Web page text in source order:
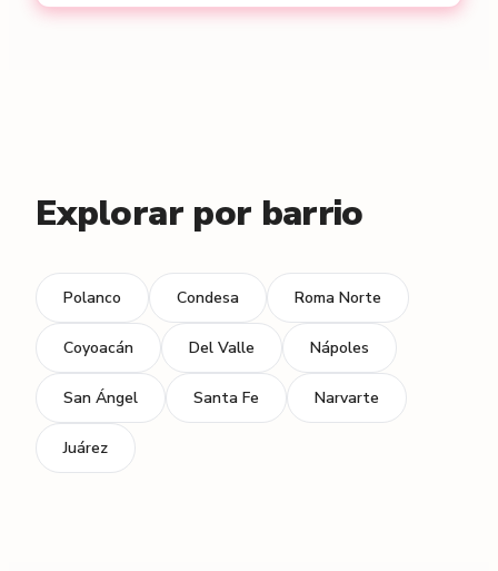
Explorar por barrio
Polanco Condesa Roma Norte
Coyoacán Del Valle Nápoles
San Ángel Santa Fe Narvarte
Juárez